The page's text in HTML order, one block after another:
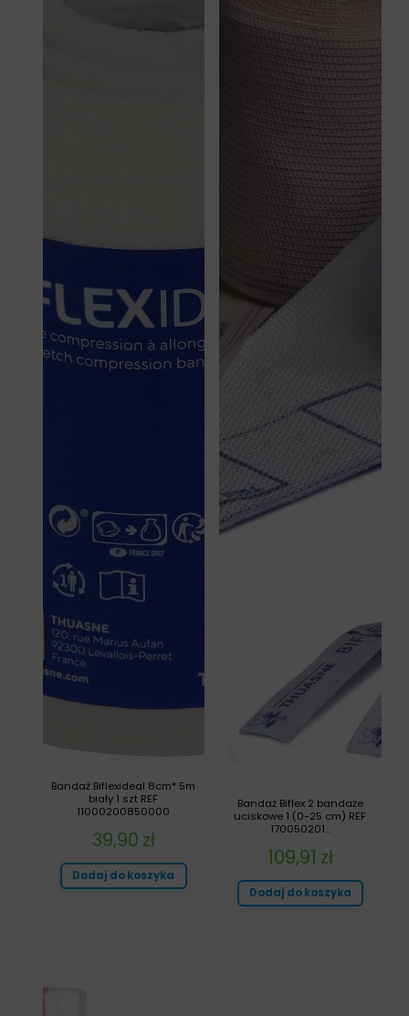
Bandaż Biflex 2 bandaże
uciskowe 1 (0-25 cm) REF
170050201...
109,91 zł
Dodaj do koszyka
Bandaż Biflexideal 8cm* 5m
biały 1 szt REF
11000200850000
39,90 zł
Dodaj do koszyka